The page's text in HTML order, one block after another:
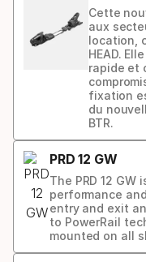
Cette
aux
location,
HEAD.
rapide et
fixation
du
BTR.
PRD 12 GW
The PRD 12
performance
entry and exit
to PowerRail
mounted on all